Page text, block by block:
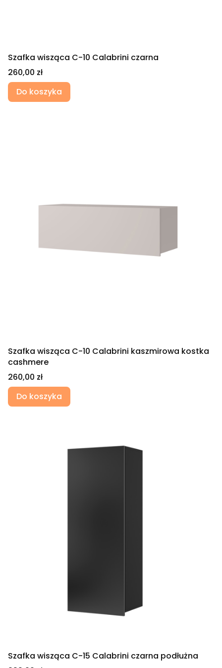
Szafka wisząca C-10 Calabrini czarna
Cena
260,00 zł
Do koszyka
Szafka wisząca C-10 Calabrini kaszmirowa kostka
cashmere
Cena
260,00 zł
Do koszyka
Szafka wisząca C-15 Calabrini czarna podłużna